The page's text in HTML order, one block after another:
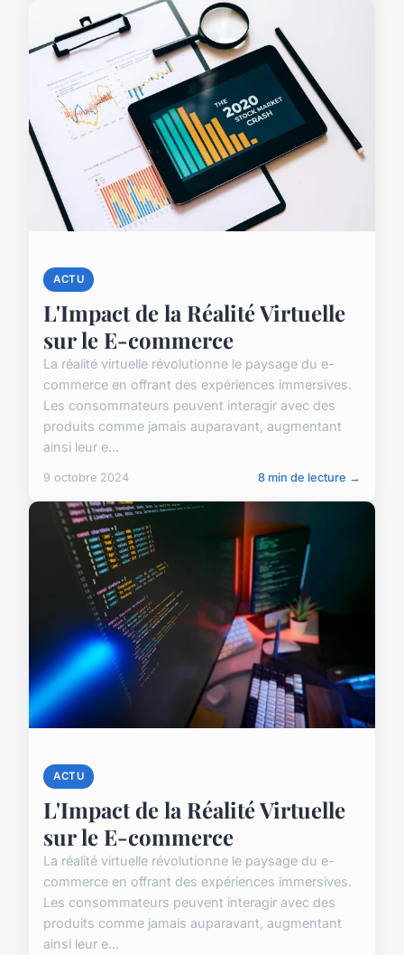
ACTU
L'Impact de la Réalité Virtuelle
sur le E-commerce
La réalité virtuelle révolutionne le paysage du e-
commerce en offrant des expériences immersives.
Les consommateurs peuvent interagir avec des
produits comme jamais auparavant, augmentant
ainsi leur e...
9 octobre 2024 8 min de lecture →
ACTU
L'Impact de la Réalité Virtuelle
sur le E-commerce
La réalité virtuelle révolutionne le paysage du e-
commerce en offrant des expériences immersives.
Les consommateurs peuvent interagir avec des
produits comme jamais auparavant, augmentant
ainsi leur e...